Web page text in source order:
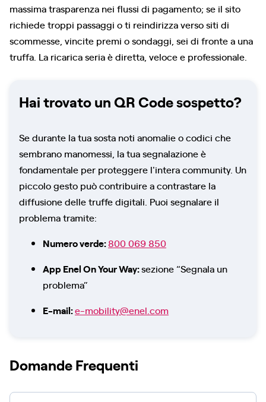
massima trasparenza nei flussi di pagamento; se il sito
richiede troppi passaggi o ti reindirizza verso siti di
scommesse, vincite premi o sondaggi, sei di fronte a una
truffa. La ricarica seria è diretta, veloce e professionale.
Hai trovato un QR Code sospetto?
Se durante la tua sosta noti anomalie o codici che
sembrano manomessi, la tua segnalazione è
fondamentale per proteggere l'intera community. Un
piccolo gesto può contribuire a contrastare la
diffusione delle truffe digitali. Puoi segnalare il
problema tramite:
Numero verde:800 069 850
App Enel On Your Way:sezione “Segnala un
problema”
E-mail:e-mobility@enel.com
Domande Frequenti